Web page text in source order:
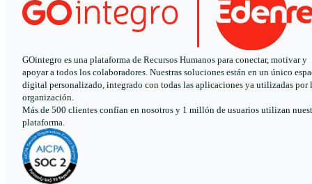
GOintegro es una plataforma de Recursos Humanos para conectar, motivar y
apoyar a todos los colaboradores. Nuestras soluciones están en un único
digital personalizado, integrado con todas las aplicaciones ya utilizadas por
organización.
Más de 500 clientes confían en nosotros y 1 millón de usuarios utilizan
plataforma.